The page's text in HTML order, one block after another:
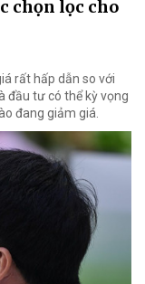
chọn lọc cho
rất hấp dẫn so với
đầu tư có thể kỳ vọng
đang giảm giá.